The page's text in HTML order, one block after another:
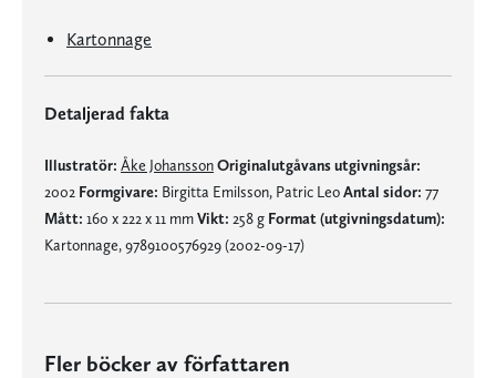
Kartonnage
Detaljerad fakta
Illustratör: Åke JohanssonOriginalutgåvans utgivningsår:
2002 Formgivare: Birgitta Emilsson, Patric LeoAntal sidor: 77
Mått: 160 x 222 x 11 mmVikt: 258 g Format (utgivningsdatum):
Kartonnage, 9789100576929 (2002-09-17)
Fler böcker av författaren